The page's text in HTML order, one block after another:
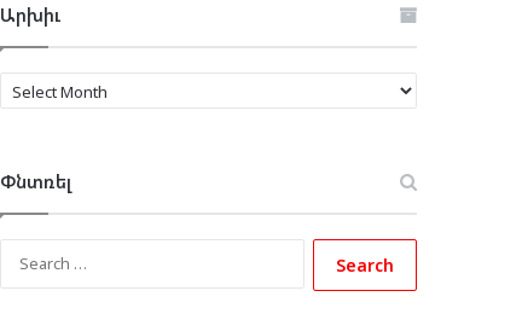
Արխիւ
Արխիւ
Փնտռել